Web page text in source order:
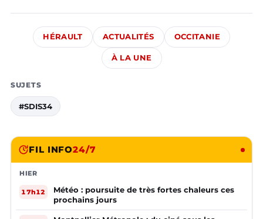
HÉRAULT ACTUALITÉS OCCITANIE
À LA UNE
SUJETS
#SDIS34
FIL INFO24/7
HIER
17h12
Météo : poursuite de très fortes chaleurs ces
prochains jours